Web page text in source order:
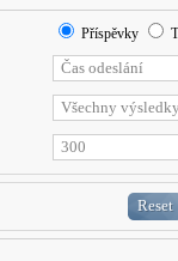
Příspěvky